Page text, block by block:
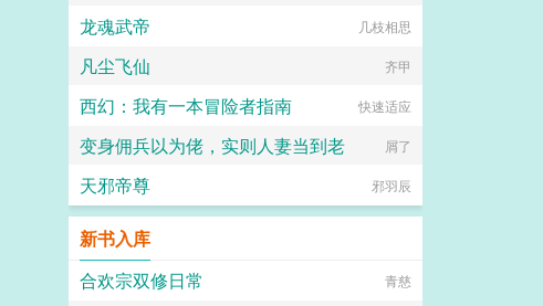
龙魂武帝 几枝相思
凡尘飞仙 齐甲
西幻：我有一本冒险者指南 快速适应
变身佣兵以为佬，实则人妻当到老 屑了
天邪帝尊 邪羽辰
新书入库
合欢宗双修日常
青慈